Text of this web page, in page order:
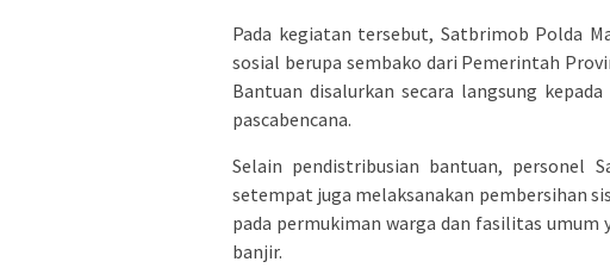
Pada kegiatan tersebut, Satbrimob Polda
sosial berupa sembako dari Pemerintah
Bantuan disalurkan secara langsung
pascabencana.
Selain pendistribusian bantuan, personel
setempat juga melaksanakan pembersihan
pada permukiman warga dan fasilitas
banjir.